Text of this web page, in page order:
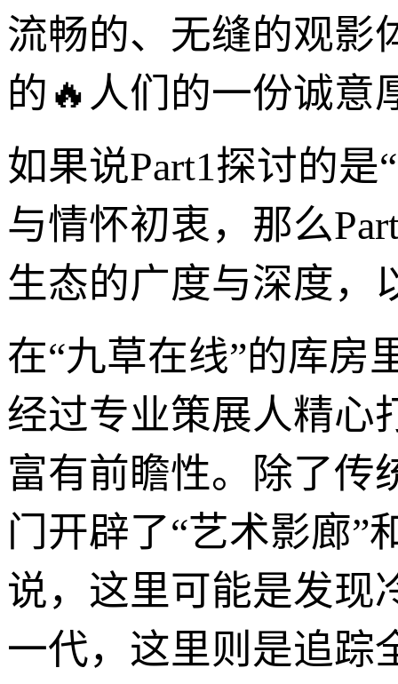
流畅的、无缝的观影
的🔥人们的一份诚意
如果说Part1探讨的
与情怀初衷，那么
生态的广度与深度，
在“九草在线”的库房
经过专业策展人精心
富有前瞻性。除了传
门开辟了“艺术影廊”
说，这里可能是发现
一代，这里则是追踪